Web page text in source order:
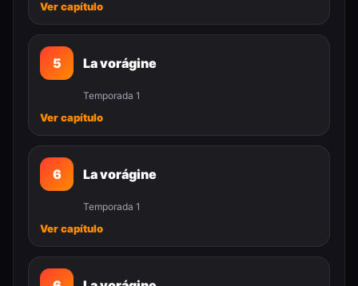
Ver capítulo
5 La vorágine
Temporada 1
Ver capítulo
6 La vorágine
Temporada 1
Ver capítulo